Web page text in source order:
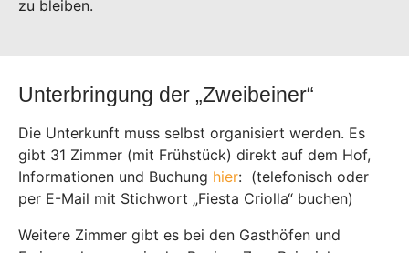
zu bleiben.
Unterbringung der „Zweibeiner“
Die Unterkunft muss selbst organisiert werden. Es
gibt 31 Zimmer (mit Frühstück) direkt auf dem Hof,
Informationen und Buchung hier: (telefonisch oder
per E-Mail mit Stichwort „Fiesta Criolla“ buchen)
Weitere Zimmer gibt es bei den Gasthöfen und